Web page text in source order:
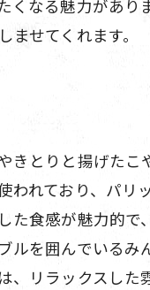
なる魅力があり
せてくれます。
とりと揚げた
れており、パリ
食感が魅力的で
を囲んでいる
リラックスし